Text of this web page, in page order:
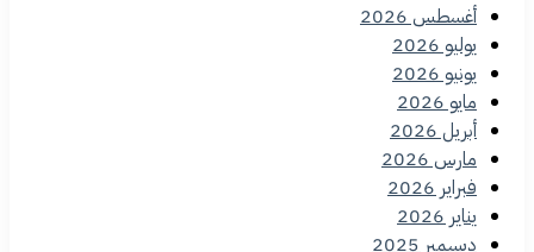
أغسطس 2026
يوليو 2026
يونيو 2026
مايو 2026
أبريل 2026
مارس 2026
فبراير 2026
يناير 2026
ديسمبر 2025